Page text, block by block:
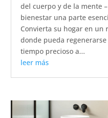
del cuerpo y de la mente
bienestar una parte
Convierta su hogar en un
donde pueda
tiempo precioso a...
leer más